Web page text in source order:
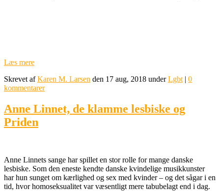
Læs mere
Skrevet afKaren M. Larsen den 17 aug, 2018 underLgbt | 0
kommentarer
Anne Linnet, de klamme lesbiske og
Priden
Anne Linnets sange har spillet en stor rolle for mange danske
lesbiske. Som den eneste kendte danske kvindelige musikkunster
har hun sunget om kærlighed og sex med kvinder – og det sågar i en
tid, hvor homoseksualitet var væsentligt mere tabubelagt end i dag.